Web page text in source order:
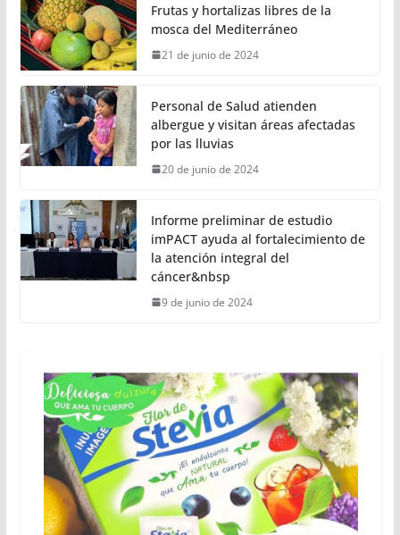
Frutas y hortalizas libres de la
mosca del Mediterráneo
21 de junio de 2024
Personal de Salud atienden
albergue y visitan áreas afectadas
por las lluvias
20 de junio de 2024
Informe preliminar de estudio
imPACT ayuda al fortalecimiento de
la atención integral del
cáncer&nbsp
9 de junio de 2024